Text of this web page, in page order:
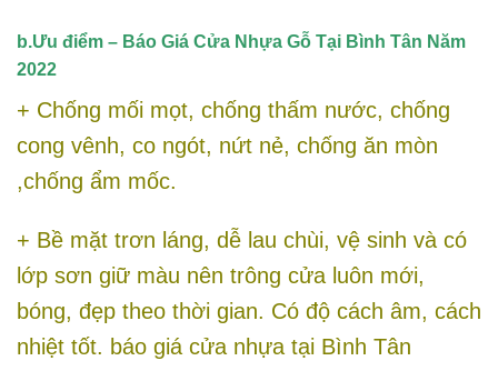
b.Ưu điểm – Báo Giá Cửa Nhựa Gỗ Tại Bình Tân Năm
2022
+ Chống mối mọt, chống thấm nước, chống
cong vênh, co ngót, nứt nẻ, chống ăn mòn
,chống ẩm mốc.
+ Bề mặt trơn láng, dễ lau chùi, vệ sinh và có
lớp sơn giữ màu nên trông cửa luôn mới,
bóng, đẹp theo thời gian. Có độ cách âm, cách
nhiệt tốt. báo giá cửa nhựa tại Bình Tân